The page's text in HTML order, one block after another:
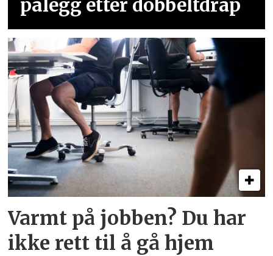
pålegg etter dobbeltdrap
Varmt på jobben? Du har
ikke rett til å gå hjem